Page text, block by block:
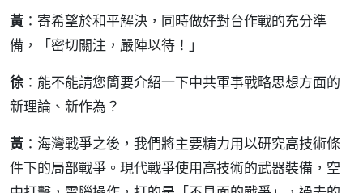
黃 ：寄希望於和平解決，同時做好對台作戰的充分準
備，「密切關注，嚴陣以待！」
徐 ：能不能請您簡要介紹一下中共軍事戰略思想方面的
新理論、新作為？
黃 ：海灣戰爭之後，我們將主要精力用以研究高技術條
件下的局部戰爭。現代戰爭使用高技術的武器裝備，空